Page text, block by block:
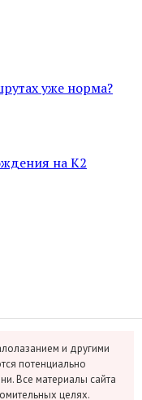
уже норма?
на К2
и другими
потенциально
Все материалы сайта
целях.